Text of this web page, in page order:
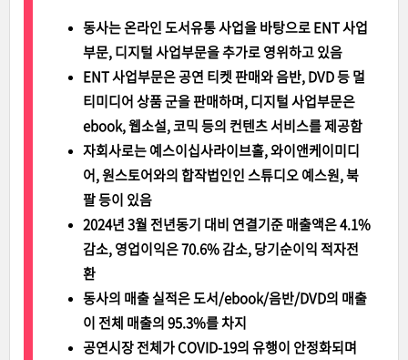
동사는 온라인 도서유통 사업을 바탕으로 ENT 사업
부문, 디지털 사업부문을 추가로 영위하고 있음
ENT 사업부문은 공연 티켓 판매와 음반, DVD 등 멀
티미디어 상품 군을 판매하며, 디지털 사업부문은
ebook, 웹소설, 코믹 등의 컨텐츠 서비스를 제공함
자회사로는 예스이십사라이브홀, 와이앤케이미디
어, 원스토어와의 합작법인인 스튜디오 예스원, 북
팔 등이 있음
2024년 3월 전년동기 대비 연결기준 매출액은 4.1%
감소, 영업이익은 70.6% 감소, 당기순이익 적자전
환
동사의 매출 실적은 도서/ebook/음반/DVD의 매출
이 전체 매출의 95.3%를 차지
공연시장 전체가 COVID-19의 유행이 안정화되며